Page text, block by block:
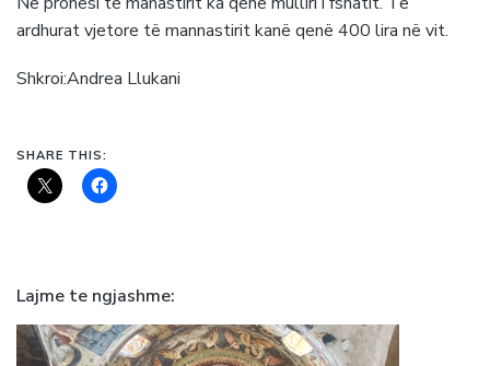
ardhurat vjetore të mannastirit kanë qenë 400 lira në vit.
Shkroi:Andrea Llukani
SHARE THIS:
Lajme te ngjashme